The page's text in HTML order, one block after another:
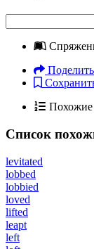
Похожие
Список
levitated
lobbed
lobbied
loved
lifted
leapt
left